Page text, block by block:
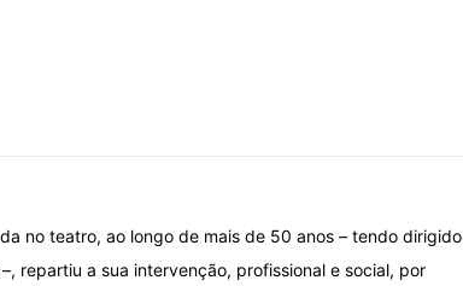
no teatro, ao longo de mais de 50 anos – tendo dirigido
repartiu a sua intervenção, profissional e social, por